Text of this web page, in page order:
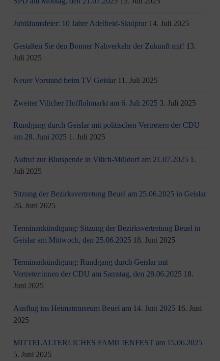
Jubiläumsfeier: 10 Jahre Adelheid-Skulptur 14. Juli 2025
Gestalten Sie den Bonner Nahverkehr der Zukunft mit! 13.
Juli 2025
Neuer Vorstand beim TV Geislar 11. Juli 2025
Zweiter Vilicher Hofflohmarkt am 6. Juli 2025 3. Juli 2025
Rundgang durch Geislar mit politischen Vertretern der CDU
am 28. Juni 2025 1. Juli 2025
Aufruf zur Blutspende in Vilich-Müldorf am 21.07.2025 1.
Juli 2025
Sitzung der Bezirksvertretung Beuel am 25.06.2025 in Geislar
26. Juni 2025
Terminankündigung: Sitzung der Bezirksvertretung Beuel in
Geislar am Mittwoch, den 25.06.2025 18. Juni 2025
Terminankündigung: Rundgang durch Geislar mit
Vertreter:innen der CDU am Samstag, den 28.06.2025 18.
Juni 2025
Ausflug ins Heimatmuseum Beuel am 14. Juni 2025 16. Juni
2025
MITTELALTERLICHES FAMILIENFEST am 15.06.2025
5. Juni 2025